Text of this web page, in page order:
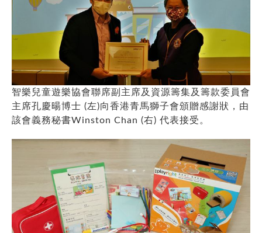
智樂兒童遊樂協會聯席副主席及資源籌集及籌款委員會
主席孔慶暘博士 (左)向香港青馬獅子會頒贈感謝狀，由
該會義務秘書Winston Chan (右) 代表接受。